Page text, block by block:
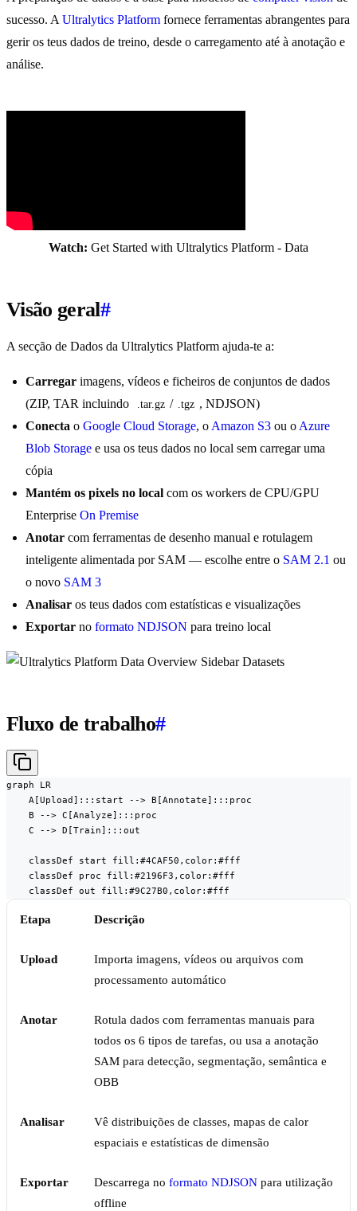
sucesso. A Ultralytics Platform fornece ferramentas abrangentes para
gerir os teus dados de treino, desde o carregamento até à anotação e
análise.
Watch: Get Started with Ultralytics Platform - Data
Visão geral#
A secção de Dados da Ultralytics Platform ajuda-te a:
Carregar imagens, vídeos e ficheiros de conjuntos de dados
(ZIP, TAR incluindo
.tar.gz / .tgz , NDJSON)
Conecta o Google Cloud Storage, o Amazon S3 ou o Azure
Blob Storage e usa os teus dados no local sem carregar uma
cópia
Mantém os pixels no local com os workers de CPU/GPU
Enterprise On Premise
Anotar com ferramentas de desenho manual e rotulagem
inteligente alimentada por SAM — escolhe entre o SAM 2.1 ou
o novo SAM 3
Analisar os teus dados com estatísticas e visualizações
Exportar no formato NDJSON para treino local
Fluxo de trabalho#
graph LR
    A[Upload]:::start --> B[Annotate]:::proc
    B --> C[Analyze]:::proc
    C --> D[Train]:::out
    classDef start fill:#4CAF50,color:#fff
    classDef proc fill:#2196F3,color:#fff
    classDef out fill:#9C27B0,color:#fff
Etapa Descrição
Upload
Importa imagens, vídeos ou arquivos com
processamento automático
Anotar
Rotula dados com ferramentas manuais para
todos os 6 tipos de tarefas, ou usa a anotação
SAM para detecção, segmentação, semântica e
OBB
Analisar
Vê distribuições de classes, mapas de calor
espaciais e estatísticas de dimensão
Exportar Descarrega no formato NDJSON para utilização
offline